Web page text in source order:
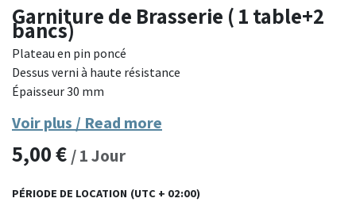
Garniture de Brasserie ( 1 table+2
bancs)
Plateau en pin poncé
Dessus verni à haute résistance
Épaisseur 30 mm
Verrouillage par loquet
3 tasseaux de renfort sur les tables
Poids de l'ensemble : 55 kg
Dimensions : Table 200 x 70 cm - Banc 200 x 25 cm
Voir plus / Read more
5,00€ /1Jour
PÉRIODE DE LOCATION (UTC + 02:00)